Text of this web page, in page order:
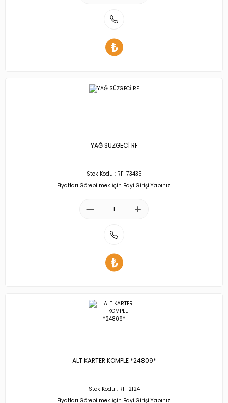
YAĞ SÜZGECİ RF
Stok Kodu : RF-73435
Fiyatları Görebilmek İçin Bayi Girişi Yapınız.
ALT KARTER KOMPLE *24809*
Stok Kodu : RF-2124
Fiyatları Görebilmek İçin Bayi Girişi Yapınız.